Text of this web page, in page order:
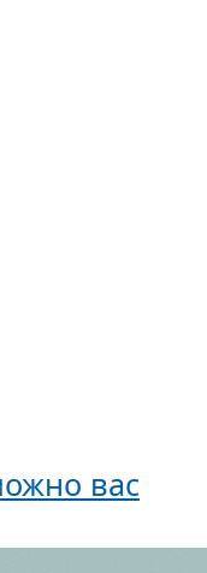
вас